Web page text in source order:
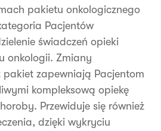
pakietu onkologicznego
Pacjentów
świadczeń opieki
onkologii. Zmiany
pakiet zapewniają Pacjentom
kompleksową opiekę
Przewiduje się również
dzięki wykryciu